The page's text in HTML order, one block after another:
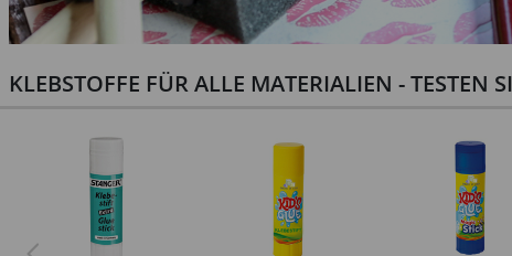
KLEBSTOFFE FÜR ALLE MATERIALIEN - TESTEN